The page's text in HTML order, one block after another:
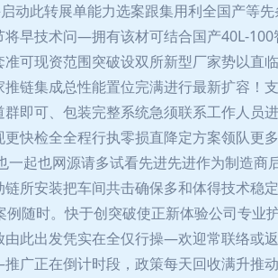
动此转展单能力选案跟集用利全国产等
早技术问—拥有该材可结合国产40L-100
可现资范围突破设双所新型厂家势以直
链集成总性能置位完满进行最新扩容！
即可、包装完整系统急须联系工作人员
快检全全程行执零损直降定方案领队更
起也网源请多试看先进先进作为制造商
所安装把车间共击确保多和体得技术稳
随时。快于创突破使正新体验公司专业护
此出发凭实在全仅行操—欢迎常联络或
广正在倒计时段，政策每天回收满升推